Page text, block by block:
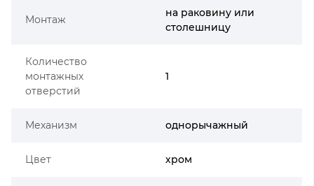
Монтаж
на раковину или
столешницу
Количество
монтажных
отверстий
1
Механизм однорычажный
Цвет хром